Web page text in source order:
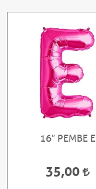
16″ PEMBE E
35,00